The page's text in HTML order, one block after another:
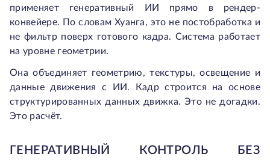
применяет генеративный ИИ прямо в рендер-
конвейере. По словам Хуанга, это не постобработка и
не фильтр поверх готового кадра. Система работает
на уровне геометрии.
Она объединяет геометрию, текстуры, освещение и
данные движения с ИИ. Кадр строится на основе
структурированных данных движка. Это не догадки.
Это расчёт.
ГЕНЕРАТИВНЫЙ КОНТРОЛЬ БЕЗ